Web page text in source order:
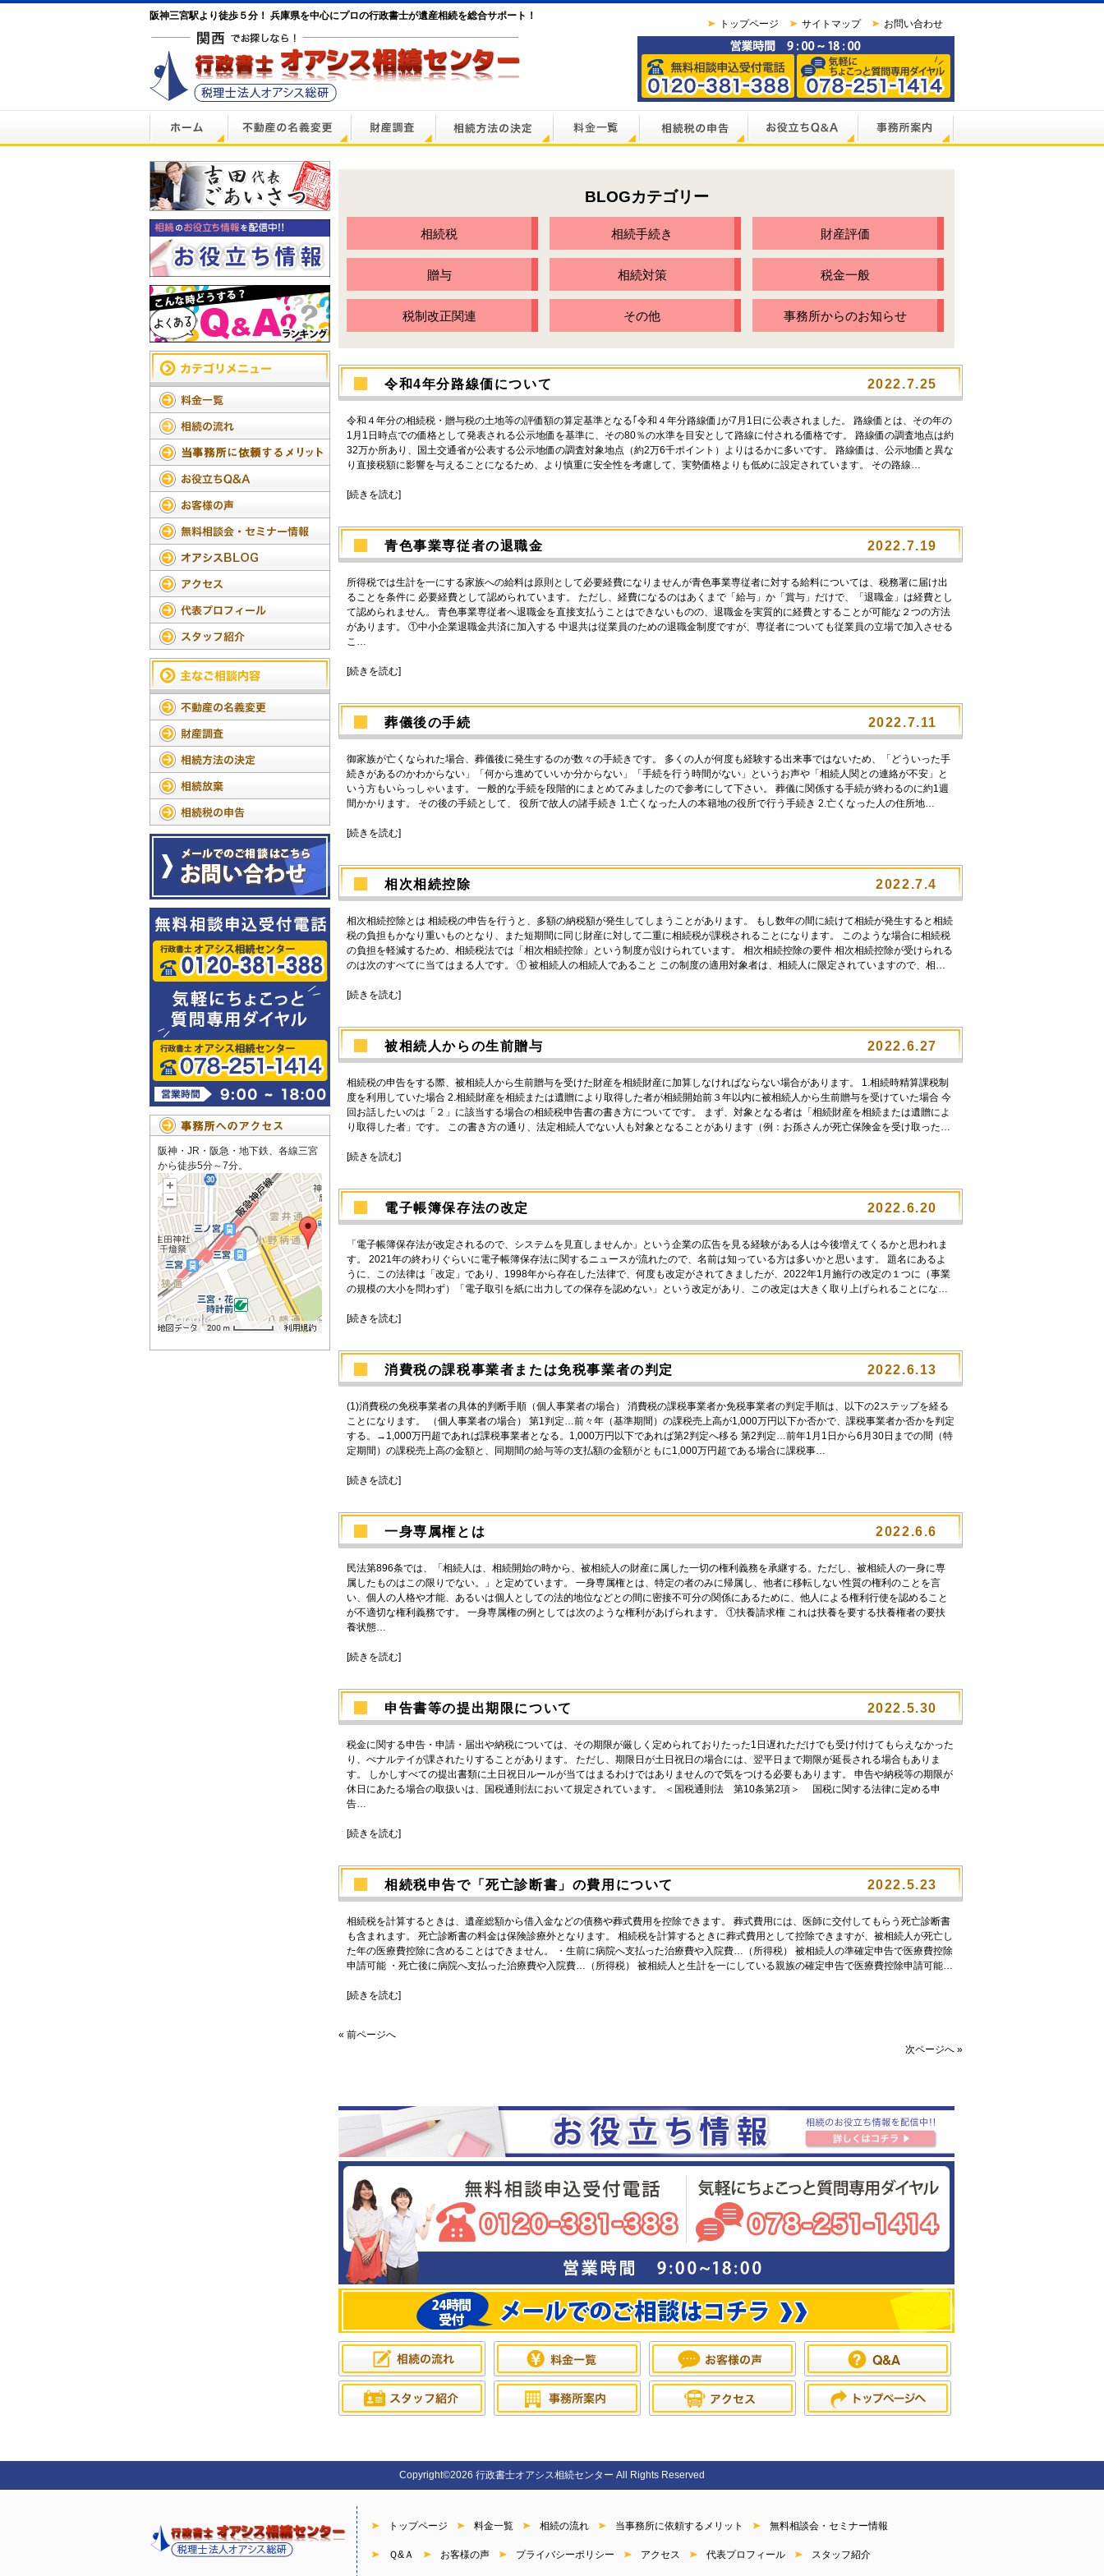
阪神三宮駅より徒歩５分！ 兵庫県を中心にプロの行政書士が遺産相続を総合サポート！
お問い合わせ
サイトマップ
トップページ
阪神・JR・阪急・地下鉄、各線三宮
から徒歩5分～7分。
BLOGカテゴリー
相続税 相続手続き 財産評価
贈与 相続対策 税金一般
税制改正関連 その他 事務所からのお知らせ
令和4年分路線価について 2022.7.25
令和４年分の相続税・贈与税の土地等の評価額の算定基準となる｢令和４年分路線価｣が7月1日に公表されました。 路線価とは、その年の
1月1日時点での価格として発表される公示地価を基準に、その80％の水準を目安として路線に付される価格です。 路線価の調査地点は約
32万か所あり、国土交通省が公表する公示地価の調査対象地点（約2万6千ポイント）よりはるかに多いです。 路線価は、公示地価と異な
り直接税額に影響を与えることになるため、より慎重に安全性を考慮して、実勢価格よりも低めに設定されています。 その路線…
[続きを読む]
青色事業専従者の退職金 2022.7.19
所得税では生計を一にする家族への給料は原則として必要経費になりませんが青色事業専従者に対する給料については、税務署に届け出
ることを条件に 必要経費として認められています。 ただし、経費になるのはあくまで「給与」か「賞与」だけで、「退職金」は経費とし
て認められません。 青色事業専従者へ退職金を直接支払うことはできないものの、退職金を実質的に経費とすることが可能な２つの方法
があります。 ①中小企業退職金共済に加入する 中退共は従業員のための退職金制度ですが、専従者についても従業員の立場で加入させる
こ…
[続きを読む]
葬儀後の手続 2022.7.11
御家族が亡くなられた場合、葬儀後に発生するのが数々の手続きです。 多くの人が何度も経験する出来事ではないため、「どういった手
続きがあるのかわからない」「何から進めていいか分からない」「手続を行う時間がない」というお声や「相続人関との連絡が不安」と
いう方もいらっしゃいます。 一般的な手続を段階的にまとめてみましたので参考にして下さい。 葬儀に関係する手続が終わるのに約1週
間かかります。 その後の手続として、 役所で故人の諸手続き 1.亡くなった人の本籍地の役所で行う手続き 2.亡くなった人の住所地…
[続きを読む]
相次相続控除 2022.7.4
相次相続控除とは 相続税の申告を行うと、多額の納税額が発生してしまうことがあります。 もし数年の間に続けて相続が発生すると相続
税の負担もかなり重いものとなり、また短期間に同じ財産に対して二重に相続税が課税されることになります。 このような場合に相続税
の負担を軽減するため、相続税法では「相次相続控除」という制度が設けられています。 相次相続控除の要件 相次相続控除が受けられる
のは次のすべてに当てはまる人です。 ① 被相続人の相続人であること この制度の適用対象者は、相続人に限定されていますので、相…
[続きを読む]
被相続人からの生前贈与 2022.6.27
相続税の申告をする際、被相続人から生前贈与を受けた財産を相続財産に加算しなければならない場合があります。 1.相続時精算課税制
度を利用していた場合 2.相続財産を相続または遺贈により取得した者が相続開始前３年以内に被相続人から生前贈与を受けていた場合 今
回お話したいのは「２」に該当する場合の相続税申告書の書き方についてです。 まず、対象となる者は「相続財産を相続または遺贈によ
り取得した者」です。 この書き方の通り、法定相続人でない人も対象となることがあります（例：お孫さんが死亡保険金を受け取った…
[続きを読む]
電子帳簿保存法の改定 2022.6.20
「電子帳簿保存法が改定されるので、システムを見直しませんか」という企業の広告を見る経験がある人は今後増えてくるかと思われま
す。 2021年の終わりぐらいに電子帳簿保存法に関するニュースが流れたので、名前は知っている方は多いかと思います。 題名にあるよ
うに、この法律は「改定」であり、1998年から存在した法律で、何度も改定がされてきましたが、2022年1月施行の改定の１つに（事業
の規模の大小を問わず）「電子取引を紙に出力しての保存を認めない」という改定があり、この改定は大きく取り上げられることにな…
[続きを読む]
消費税の課税事業者または免税事業者の判定 2022.6.13
(1)消費税の免税事業者の具体的判断手順（個人事業者の場合） 消費税の課税事業者か免税事業者の判定手順は、以下の2ステップを経る
ことになります。 （個人事業者の場合） 第1判定…前々年（基準期間）の課税売上高が1,000万円以下か否かで、課税事業者か否かを判定
する。→1,000万円超であれば課税事業者となる。1,000万円以下であれば第2判定へ移る 第2判定…前年1月1日から6月30日までの間（特
定期間）の課税売上高の金額と、同期間の給与等の支払額の金額がともに1,000万円超である場合に課税事…
[続きを読む]
一身専属権とは 2022.6.6
民法第896条では、「相続人は、相続開始の時から、被相続人の財産に属した一切の権利義務を承継する。ただし、被相続人の一身に専
属したものはこの限りでない。」と定めています。 一身専属権とは、特定の者のみに帰属し、他者に移転しない性質の権利のことを言
い、個人の人格や才能、あるいは個人としての法的地位などとの間に密接不可分の関係にあるために、他人による権利行使を認めること
が不適切な権利義務です。 一身専属権の例としては次のような権利があげられます。 ①扶養請求権 これは扶養を要する扶養権者の要扶
養状態…
[続きを読む]
申告書等の提出期限について 2022.5.30
税金に関する申告・申請・届出や納税については、その期限が厳しく定められておりたった1日遅れただけでも受け付けてもらえなかった
り、ぺナルテイが課されたりすることがあります。 ただし、期限日が土日祝日の場合には、翌平日まで期限が延長される場合もありま
す。 しかしすべての提出書類に土日祝日ルールが当てはまるわけではありませんので気をつける必要もあります。 申告や納税等の期限が
休日にあたる場合の取扱いは、国税通則法において規定されています。 ＜国税通則法 第10条第2項＞ 国税に関する法律に定める申
告…
[続きを読む]
相続税申告で「死亡診断書」の費用について 2022.5.23
相続税を計算するときは、遺産総額から借入金などの債務や葬式費用を控除できます。 葬式費用には、医師に交付してもらう死亡診断書
も含まれます。 死亡診断書の料金は保険診療外となります。 相続税を計算するときに葬式費用として控除できますが、被相続人が死亡し
た年の医療費控除に含めることはできません。 ・生前に病院へ支払った治療費や入院費…（所得税） 被相続人の準確定申告で医療費控除
申請可能 ・死亡後に病院へ支払った治療費や入院費…（所得税） 被相続人と生計を一にしている親族の確定申告で医療費控除申請可能…
[続きを読む]
« 前ページへ
次ページへ »
Copyright©2026 行政書士オアシス相続センター All Rights Reserved
トップページ 料金一覧 相続の流れ 当事務所に依頼するメリット 無料相談会・セミナー情報
Ｑ&Ａ お客様の声 プライバシーポリシー アクセス 代表プロフィール スタッフ紹介